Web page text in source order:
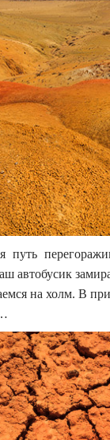
путь
автобусик
на холм. В